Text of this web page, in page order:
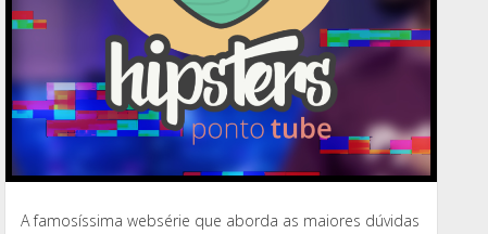
A famosíssima websérie que aborda as maiores dúvidas